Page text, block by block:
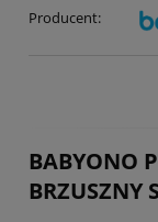
Producent:
BABYONO
BRZUSZNY